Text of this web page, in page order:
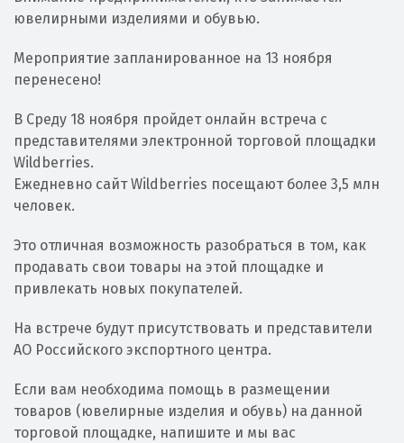
ювелирными изделиями и обувью.
Мероприятие запланированное на 13 ноября
перенесено!
В Среду 18 ноября пройдет онлайн встреча с
представителями электронной торговой площадки
Wildberries.
Ежедневно сайт Wildberries посещают более 3,5 млн
человек.
Это отличная возможность разобраться в том, как
продавать свои товары на этой площадке и
привлекать новых покупателей.
На встрече будут присутствовать и представители
АО Российского экспортного центра.
Если вам необходима помощь в размещении
товаров (ювелирные изделия и обувь) на данной
торговой площадке, напишите и мы вас